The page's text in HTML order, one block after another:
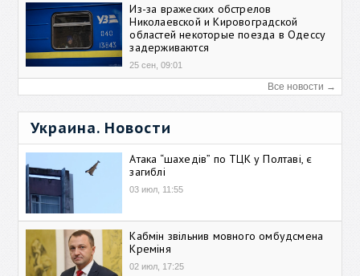
Из-за вражеских обстрелов
Николаевской и Кировоградской
областей некоторые поезда в Одессу
задерживаются
25 сен, 09:01
Все новости →
Украина. Новости
Атака “шахедів” по ТЦК у Полтаві, є
загиблі
03 июл, 11:55
Кабмін звільнив мовного омбудсмена
Креміня
02 июл, 17:25